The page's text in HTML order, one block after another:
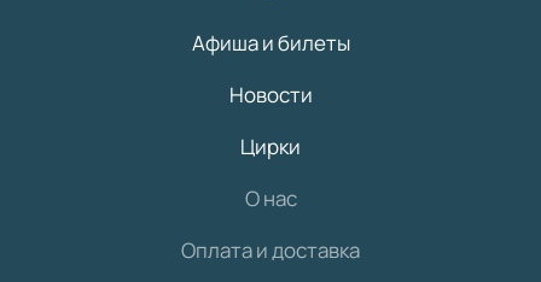
Афиша и билеты
Новости
Цирки
О нас
Оплата и доставка